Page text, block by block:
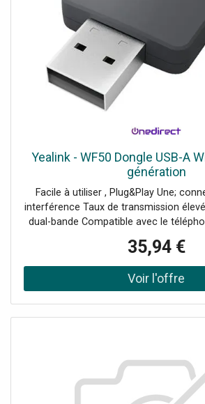
Yealink - WF50 Dongle USB-A
génération
Facile à utiliser , Plug&Play Une;
interférence Taux de transmission
dual-bande Compatible avec le
35,94 €